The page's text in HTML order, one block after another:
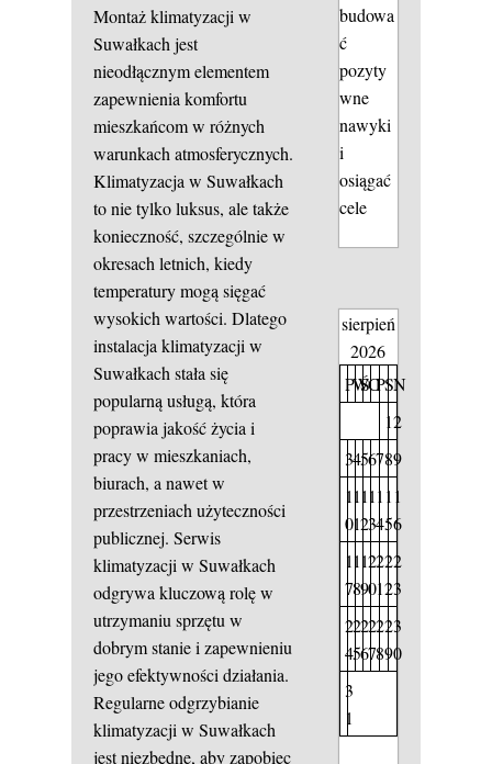
Montaż klimatyzacji w
Suwałkach jest
nieodłącznym elementem
zapewnienia komfortu
mieszkańcom w różnych
warunkach atmosferycznych.
Klimatyzacja w Suwałkach
to nie tylko luksus, ale także
konieczność, szczególnie w
okresach letnich, kiedy
temperatury mogą sięgać
wysokich wartości. Dlatego
instalacja klimatyzacji w
Suwałkach stała się
popularną usługą, która
poprawia jakość życia i
pracy w mieszkaniach,
biurach, a nawet w
przestrzeniach użyteczności
publicznej. Serwis
klimatyzacji w Suwałkach
odgrywa kluczową rolę w
utrzymaniu sprzętu w
dobrym stanie i zapewnieniu
jego efektywności działania.
Regularne odgrzybianie
klimatyzacji w Suwałkach
jest niezbędne, aby zapobiec
budowa
ć
pozyty
wne
nawyki
i
osiągać
cele
sierpień
2026
PW
ŚCPSN
12
3456789
1
0
1
1
1
2
1
3
1
4
1
5
1
6
1
7
1
8
1
9
2
0
2
1
2
2
2
3
2
4
2
5
2
6
2
7
2
8
2
9
3
0
3
1